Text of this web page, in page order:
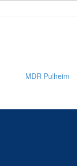
MDR Pulheim